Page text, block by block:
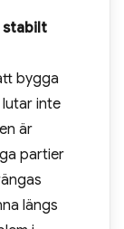
stabilt
bygga
inte
är
partier
längs